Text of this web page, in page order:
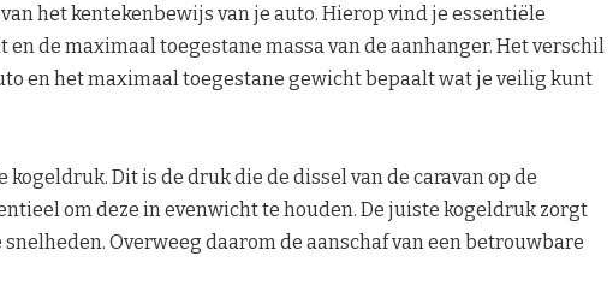
het kentekenbewijs van je auto. Hierop vind je essentiële
de maximaal toegestane massa van de aanhanger. Het verschil
en het maximaal toegestane gewicht bepaalt wat je veilig kunt
Dit is de druk die de dissel van de caravan op de
om deze in evenwicht te houden. De juiste kogeldruk zorgt
Overweeg daarom de aanschaf van een betrouwbare